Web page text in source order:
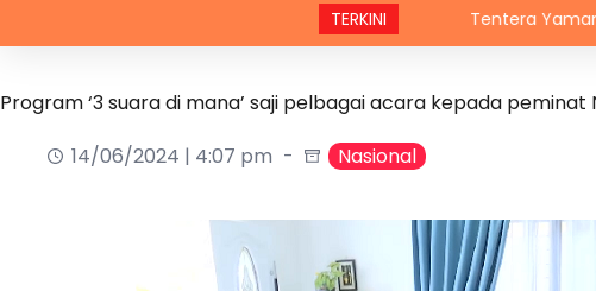
TERKINITentera Yaman dakwa
Program ‘3 suara di mana’ saji pelbagai acara kepada peminat
14/06/2024 | 4:07 pm
Nasional